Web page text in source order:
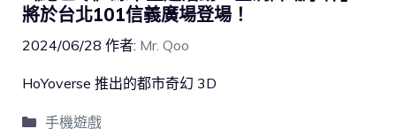
將於台北101信義廣場登場！
2024/06/28 作者: Mr. Qoo
HoYoverse 推出的都市奇幻 3D
手機遊戲